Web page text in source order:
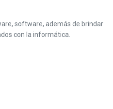
software, además de brindar
con la informática.